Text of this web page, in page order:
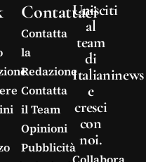
Contattaci
Contatta
la
Redazione
Contatta
il Team
Opinioni
Pubblicità
Unisciti
al
team
di
Italianinews
e
cresci
con
noi.